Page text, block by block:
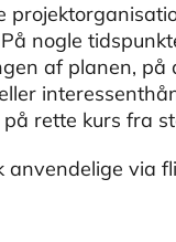
nogle
af planen, på
rette kurs fra
via